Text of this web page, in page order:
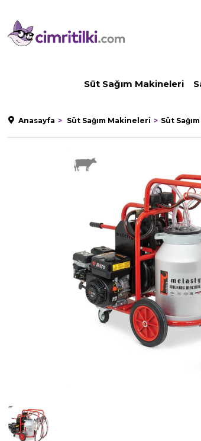
Süt Sağım Makineleri
Anasayfa Süt Sağım Makineleri Süt